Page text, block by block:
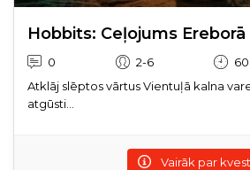
Hobbits: Ceļojums Ereborā
0 2-6
Atklāj slēptos vārtus Vientuļā kalna
atgūsti...
Vairāk par